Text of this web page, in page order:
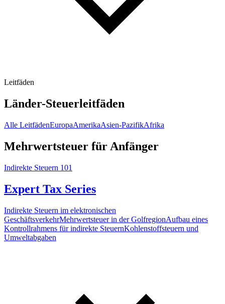
Leitfäden
Länder-Steuerleitfäden
Alle LeitfädenEuropaAmerikaAsien-PazifikAfrika
Mehrwertsteuer für Anfänger
Indirekte Steuern 101
Expert Tax Series
Indirekte Steuern im elektronischen
GeschäftsverkehrMehrwertsteuer in der GolfregionAufbau eines
Kontrollrahmens für indirekte SteuernKohlenstoffsteuern und
Umweltabgaben